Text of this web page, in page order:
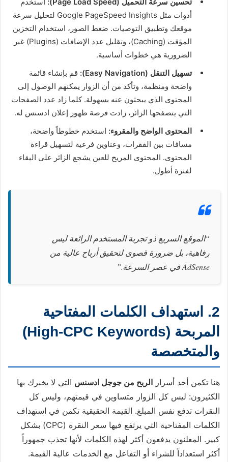
أدوات مثل Google PageSpeed Insights لتحليل سرعة
موقعك وتطبيق التوصيات. ضغط الصور، استخدام التخزين
المؤقت (Caching)، وتقليل عدد الإضافات (Plugins) غير
الضرورية هي خطوات أساسية.
تسهيل التنقل (Easy Navigation):
قم بإنشاء قائمة
واضحة ومنظمة، وتأكد من أن الزوار يمكنهم الوصول إلى
المحتوى الذي يبحثون عنه بسهولة. كلما زاد عدد الصفحات
التي يتصفحها الزائر، زادت فرصة ظهور إعلان ادسنس له.
المحتوى الواضح والمقروء: استخدم خطوطاً واضحة،
مسافات بين الفقرات، وعناوين فرعية لتسهيل قراءة
المحتوى. المحتوى المريح للعين يشجع الزائر على البقاء
لفترة أطول.
“الموقع السريع ذو تجربة المستخدم الرائعة ليس
رفاهية، بل ضرورة قصوى لتحقيق أرباح عالية من
AdSense في عصر السرعة.”
2. استهداف الكلمات المفتاحية
المربحة (High-CPC Keywords)
والمتخصصة
هنا تكمن أحد أسرار الربح من جوجل ادسنس التي لا يخبرك بها
الكثيرون: ليس كل الزوار متساوين في قيمتهم، وليس كل
النقرات تدفع نفس المبلغ. القيمة الحقيقية تكمن في استهداف
الكلمات المفتاحية التي يرتفع فيها سعر النقرة (CPC) بشكل
كبير. المعلنون يدفعون أكثر لهذه الكلمات لأنها تجذب جمهوراً
أكثر استعداداً للشراء أو التفاعل مع الخدمات عالية القيمة.